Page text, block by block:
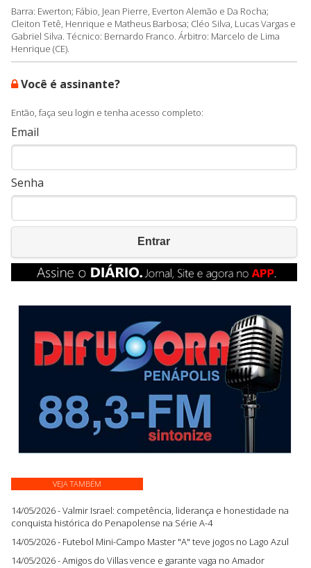
Barra: Ewerton; Fábio, Jean Pierre, Everton Alemão e Da Rocha;
Cleiton Tetê, Henrique e Matheus Barbosa; Cléo Silva, Lucas Vargas e
Gabriel Silva. Técnico: Bernardo Franco. Árbitro: Marcelo de Lima
Henrique (CE).
Você é assinante?
Então, faça seu login e tenha acesso completo:
Email
Senha
Entrar
VEJA TAMBÉM
14/05/2026 - Valmir Israel: competência, liderança e honestidade na
conquista histórica do Penapolense na Série A-4
14/05/2026 - Futebol Mini-Campo Master "A" teve jogos no Lago Azul
14/05/2026 - Amigos do Villas vence e garante vaga no Amador